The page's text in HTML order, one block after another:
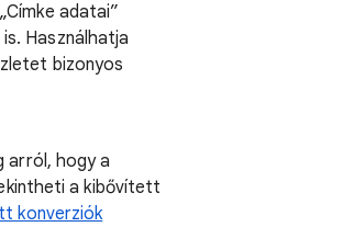
adatai”
Használhatja
bizonyos
arról, hogy a
a kibővített
konverziók